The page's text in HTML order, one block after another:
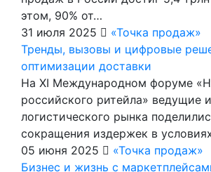
этом, 90% от…
31 июля 2025
«Точка продаж»
Тренды, вызовы и цифровые
оптимизации доставки
На XI Международном форуме
российского ритейла» ведущие
логистического рынка
сокращения издержек в
05 июня 2025
«Точка продаж»
Бизнес и жизнь с